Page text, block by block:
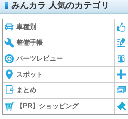
みんカラ 人気のカテゴリ
車種別
整備手帳
パーツレビュー
スポット
まとめ
【PR】ショッピング